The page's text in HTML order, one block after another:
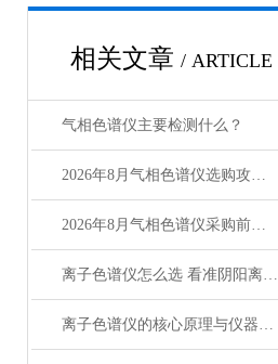
相关文章 / ARTICLE
气相色谱仪主要检测什么？
2026年8月气相色谱仪选购攻略 莱恩德产品选型指南
2026年8月气相色谱仪采购前必看的7项选型清单
离子色谱仪怎么选 看准阴阳离子检测能力就对了
离子色谱仪的核心原理与仪器组成